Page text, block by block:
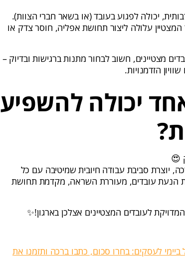
יכולה לפגוע בעובד (או בשאר חברי הצוות).
עלולה ליצור תחושת אפליה, חוסר צדק או
מצטיינים, חשוב לבחור מתנות ברגישות ובדיוק –
הזדמנויות.
יכולה להשפיע
😍
יוצרת סביבת עבודה חיובית שמיטיבה עם כל
הנעת עובדים, מעוררת השראה, מקדמת תחושת
לעובדים המצטיינים אצלכן בארגון!✨
לעסקים: בחרו סכום, כתבו ברכה ותזמנו את